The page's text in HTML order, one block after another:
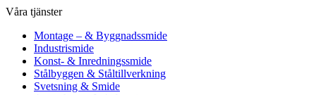
Våra tjänster
Montage – & Byggnadssmide
Industrismide
Konst- & Inredningssmide
Stålbyggen & Ståltillverkning
Svetsning & Smide